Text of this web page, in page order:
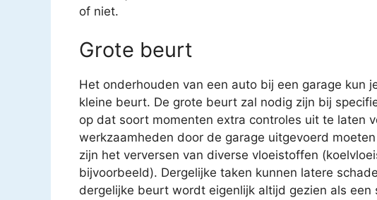
of niet.
Grote beurt
Het onderhouden van een auto bij een garage kun
kleine beurt. De grote beurt zal nodig zijn bij
op dat soort momenten extra controles uit te laten
werkzaamheden door de garage uitgevoerd
zijn het verversen van diverse vloeistoffen
bijvoorbeeld). Dergelijke taken kunnen latere
dergelijke beurt wordt eigenlijk altijd gezien als